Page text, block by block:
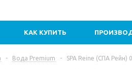
КАК КУПИТЬ
- Вода Premium - SPA Reine (СПА Рейн)